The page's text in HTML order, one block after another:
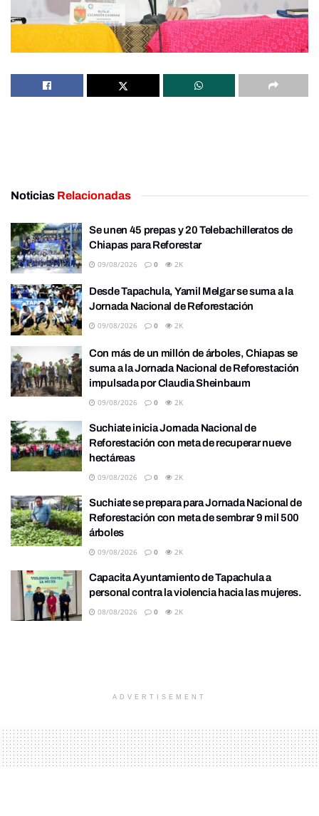
Noticias Relacionadas
Se unen 45 prepas y 20 Telebachilleratos de
Chiapas para Reforestar
09/08/2026 0 2K
Desde Tapachula, Yamil Melgar se suma a la
Jornada Nacional de Reforestación
09/08/2026 0 2K
Con más de un millón de árboles, Chiapas se
suma a la Jornada Nacional de Reforestación
impulsada por Claudia Sheinbaum
09/08/2026 0 2K
Suchiate inicia Jornada Nacional de
Reforestación con meta de recuperar nueve
hectáreas
09/08/2026 0 2K
Suchiate se prepara para Jornada Nacional de
Reforestación con meta de sembrar 9 mil 500
árboles
09/08/2026 0 2K
Capacita Ayuntamiento de Tapachula a
personal contra la violencia hacia las mujeres.
08/08/2026 0 2K
ADVERTISEMENT